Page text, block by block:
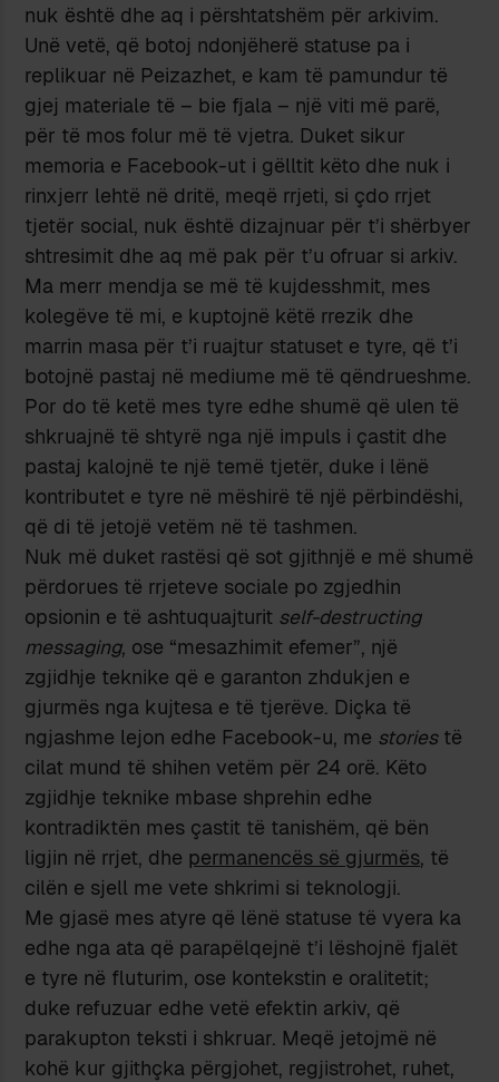
nuk është dhe aq i përshtatshëm për arkivim.
Unë vetë, që botoj ndonjëherë statuse pa i
replikuar në Peizazhet, e kam të pamundur të
gjej materiale të – bie fjala – një viti më parë,
për të mos folur më të vjetra. Duket sikur
memoria e Facebook-ut i gëlltit këto dhe nuk i
rinxjerr lehtë në dritë, meqë rrjeti, si çdo rrjet
tjetër social, nuk është dizajnuar për t’i shërbyer
shtresimit dhe aq më pak për t’u ofruar si arkiv.
Ma merr mendja se më të kujdesshmit, mes
kolegëve të mi, e kuptojnë këtë rrezik dhe
marrin masa për t’i ruajtur statuset e tyre, që t’i
botojnë pastaj në mediume më të qëndrueshme.
Por do të ketë mes tyre edhe shumë që ulen të
shkruajnë të shtyrë nga një impuls i çastit dhe
pastaj kalojnë te një temë tjetër, duke i lënë
kontributet e tyre në mëshirë të një përbindëshi,
që di të jetojë vetëm në të tashmen.
Nuk më duket rastësi që sot gjithnjë e më shumë
përdorues të rrjeteve sociale po zgjedhin
opsionin e të ashtuquajturit self-destructing
messaging, ose “mesazhimit efemer”, një
zgjidhje teknike që e garanton zhdukjen e
gjurmës nga kujtesa e të tjerëve. Diçka të
ngjashme lejon edhe Facebook-u, me storiestë
cilat mund të shihen vetëm për 24 orë. Këto
zgjidhje teknike mbase shprehin edhe
kontradiktën mes çastit të tanishëm, që bën
ligjin në rrjet, dhe permanencës së gjurmës, të
cilën e sjell me vete shkrimi si teknologji.
Me gjasë mes atyre që lënë statuse të vyera ka
edhe nga ata që parapëlqejnë t’i lëshojnë fjalët
e tyre në fluturim, ose kontekstin e oralitetit;
duke refuzuar edhe vetë efektin arkiv, që
parakupton teksti i shkruar. Meqë jetojmë në
kohë kur gjithçka përgjohet, regjistrohet, ruhet,